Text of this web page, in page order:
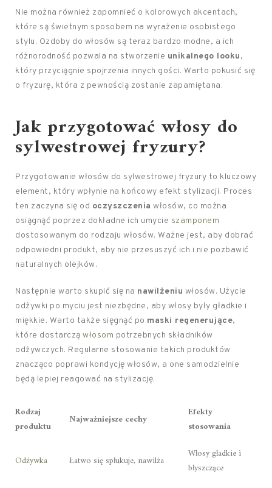
Nie można również zapomnieć o kolorowych akcentach,
które są świetnym sposobem na wyrażenie osobistego
stylu. Ozdoby do włosów są teraz bardzo modne, a ich
różnorodność pozwala na stworzenie unikalnego looku,
który przyciągnie spojrzenia innych gości. Warto pokusić się
o fryzurę, która z pewnością zostanie zapamiętana.
Jak przygotować włosy do
sylwestrowej fryzury?
Przygotowanie włosów do sylwestrowej fryzury to kluczowy
element, który wpłynie na końcowy efekt stylizacji. Proces
ten zaczyna się od oczyszczenia włosów, co można
osiągnąć poprzez dokładne ich umycie szamponem
dostosowanym do rodzaju włosów. Ważne jest, aby dobrać
odpowiedni produkt, aby nie przesuszyć ich i nie pozbawić
naturalnych olejków.
Następnie warto skupić się na nawilżeniu włosów. Użycie
odżywki po myciu jest niezbędne, aby włosy były gładkie i
miękkie. Warto także sięgnąć po maski regenerujące,
które dostarczą włosom potrzebnych składników
odżywczych. Regularne stosowanie takich produktów
znacząco poprawi kondycję włosów, a one samodzielnie
będą lepiej reagować na stylizację.
Rodzaj
produktu
Najważniejsze cechy
Efekty
stosowania
Odżywka Łatwo się spłukuje, nawilża
Włosy gładkie i
błyszczące